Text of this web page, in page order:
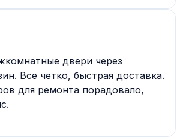
двери через
Все четко, быстрая доставка.
для ремонта порадовало,